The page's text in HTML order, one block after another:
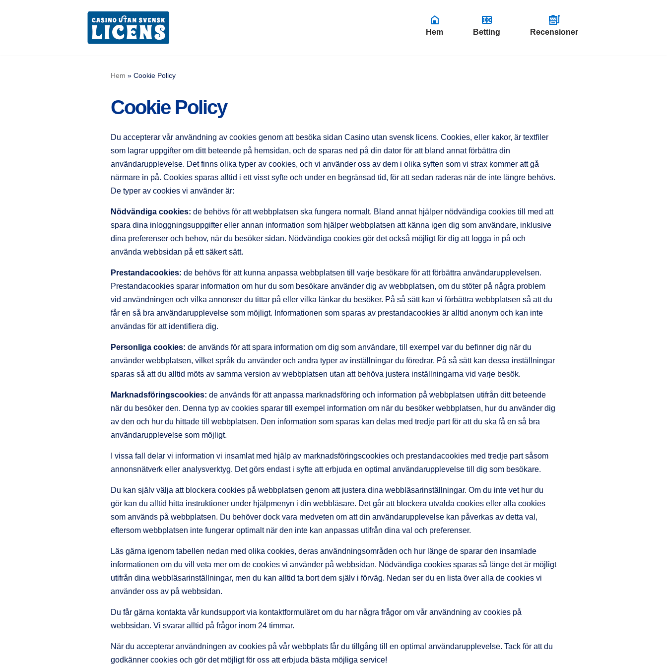
Hem Betting Recensioner
Hem » Cookie Policy
Cookie Policy
Du accepterar vår användning av cookies genom att besöka sidan Casino utan svensk licens. Cookies, eller kakor, är textfiler
som lagrar uppgifter om ditt beteende på hemsidan, och de sparas ned på din dator för att bland annat förbättra din
användarupplevelse. Det finns olika typer av cookies, och vi använder oss av dem i olika syften som vi strax kommer att gå
närmare in på. Cookies sparas alltid i ett visst syfte och under en begränsad tid, för att sedan raderas när de inte längre behövs.
De typer av cookies vi använder är:
Nödvändiga cookies: de behövs för att webbplatsen ska fungera normalt. Bland annat hjälper nödvändiga cookies till med att
spara dina inloggningsuppgifter eller annan information som hjälper webbplatsen att känna igen dig som användare, inklusive
dina preferenser och behov, när du besöker sidan. Nödvändiga cookies gör det också möjligt för dig att logga in på och
använda webbsidan på ett säkert sätt.
Prestandacookies: de behövs för att kunna anpassa webbplatsen till varje besökare för att förbättra användarupplevelsen.
Prestandacookies sparar information om hur du som besökare använder dig av webbplatsen, om du stöter på några problem
vid användningen och vilka annonser du tittar på eller vilka länkar du besöker. På så sätt kan vi förbättra webbplatsen så att du
får en så bra användarupplevelse som möjligt. Informationen som sparas av prestandacookies är alltid anonym och kan inte
användas för att identifiera dig.
Personliga cookies: de används för att spara information om dig som användare, till exempel var du befinner dig när du
använder webbplatsen, vilket språk du använder och andra typer av inställningar du föredrar. På så sätt kan dessa inställningar
sparas så att du alltid möts av samma version av webbplatsen utan att behöva justera inställningarna vid varje besök.
Marknadsföringscookies: de används för att anpassa marknadsföring och information på webbplatsen utifrån ditt beteende
när du besöker den. Denna typ av cookies sparar till exempel information om när du besöker webbplatsen, hur du använder dig
av den och hur du hittade till webbplatsen. Den information som sparas kan delas med tredje part för att du ska få en så bra
användarupplevelse som möjligt.
I vissa fall delar vi information vi insamlat med hjälp av marknadsföringscookies och prestandacookies med tredje part såsom
annonsnätverk eller analysverktyg. Det görs endast i syfte att erbjuda en optimal användarupplevelse till dig som besökare.
Du kan själv välja att blockera cookies på webbplatsen genom att justera dina webbläsarinställningar. Om du inte vet hur du
gör kan du alltid hitta instruktioner under hjälpmenyn i din webbläsare. Det går att blockera utvalda cookies eller alla cookies
som används på webbplatsen. Du behöver dock vara medveten om att din användarupplevelse kan påverkas av detta val,
eftersom webbplatsen inte fungerar optimalt när den inte kan anpassas utifrån dina val och preferenser.
Läs gärna igenom tabellen nedan med olika cookies, deras användningsområden och hur länge de sparar den insamlade
informationen om du vill veta mer om de cookies vi använder på webbsidan. Nödvändiga cookies sparas så länge det är möjligt
utifrån dina webbläsarinställningar, men du kan alltid ta bort dem själv i förväg. Nedan ser du en lista över alla de cookies vi
använder oss av på webbsidan.
Du får gärna kontakta vår kundsupport via kontaktformuläret om du har några frågor om vår användning av cookies på
webbsidan. Vi svarar alltid på frågor inom 24 timmar.
När du accepterar användningen av cookies på vår webbplats får du tillgång till en optimal användarupplevelse. Tack för att du
godkänner cookies och gör det möjligt för oss att erbjuda bästa möjliga service!